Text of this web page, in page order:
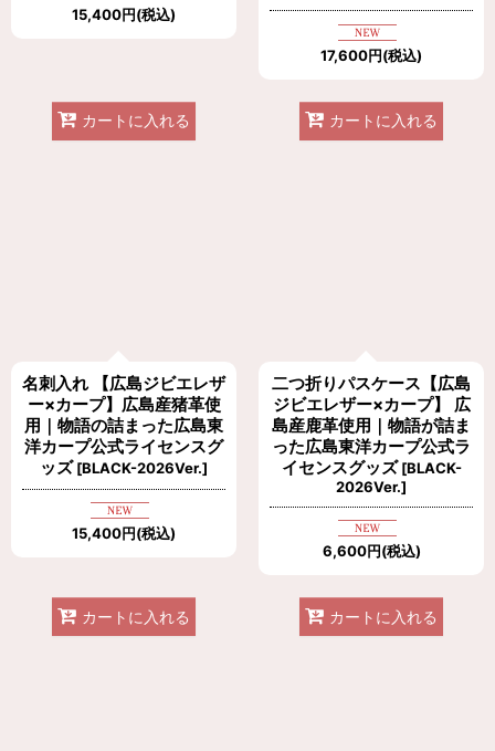
15,400円(税込)
カートに入れる
17,600円(税込)
カートに入れる
名刺入れ 【広島ジビエレザ
ー×カープ】広島産猪革使
用｜物語の詰まった広島東
洋カープ公式ライセンスグ
ッズ [BLACK-2026Ver.]
15,400円(税込)
カートに入れる
二つ折りパスケース【広島
ジビエレザー×カープ】 広
島産鹿革使用｜物語が詰ま
った広島東洋カープ公式ラ
イセンスグッズ [BLACK-
2026Ver.]
6,600円(税込)
カートに入れる